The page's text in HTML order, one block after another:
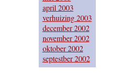
april 2003
verhuizing 2003
december 2002
november 2002
oktober 2002
septestber 2002